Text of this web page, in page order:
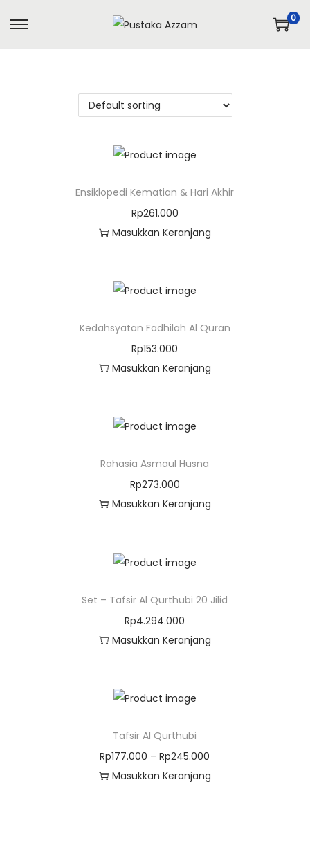
0
Ensiklopedi Kematian & Hari Akhir
Rp261.000
Masukkan Keranjang
Kedahsyatan Fadhilah Al Quran
Rp153.000
Masukkan Keranjang
Rahasia Asmaul Husna
Rp273.000
Masukkan Keranjang
Set – Tafsir Al Qurthubi 20 Jilid
Rp4.294.000
Masukkan Keranjang
Tafsir Al Qurthubi
Rp177.000 – Rp245.000
Masukkan Keranjang